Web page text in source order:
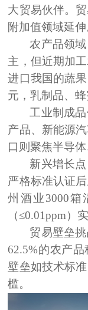
大贸易伙伴。
附加值领域延伸
农产品领域
主，但近期加
进口我国的蔬果
元，乳制品、蜂
工业制成品
产品、新能源
口则聚焦半导
新兴增长点
严格标准认证
州酒业3000
（≤0.01ppm）
贸易壁垒挑
62.5%的农产
壁垒如技术标
槛。